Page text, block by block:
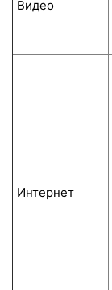
Видео
Интернет